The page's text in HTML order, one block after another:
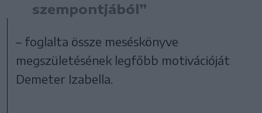
szempontjából”
– foglalta össze meséskönyve
megszületésének legfőbb motivációját
Demeter Izabella.